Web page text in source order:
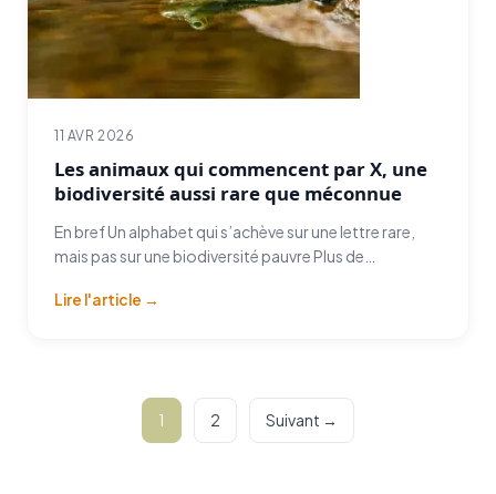
11 AVR 2026
Les animaux qui commencent par X, une
biodiversité aussi rare que méconnue
En bref Un alphabet qui s’achève sur une lettre rare,
mais pas sur une biodiversité pauvre Plus de…
Lire l'article →
Pagination
1 2 Suivant →